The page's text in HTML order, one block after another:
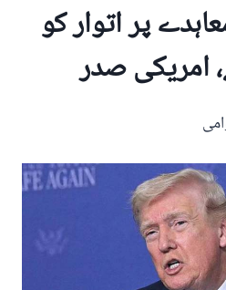
پر اتوار کو
امریکی صدر